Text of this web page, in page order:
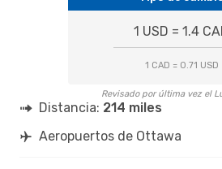
1 USD = 1.4
1 CAD = 0.71 USD
Revisado por última vez el
Distancia: 214 miles
Aeropuertos de Ottawa